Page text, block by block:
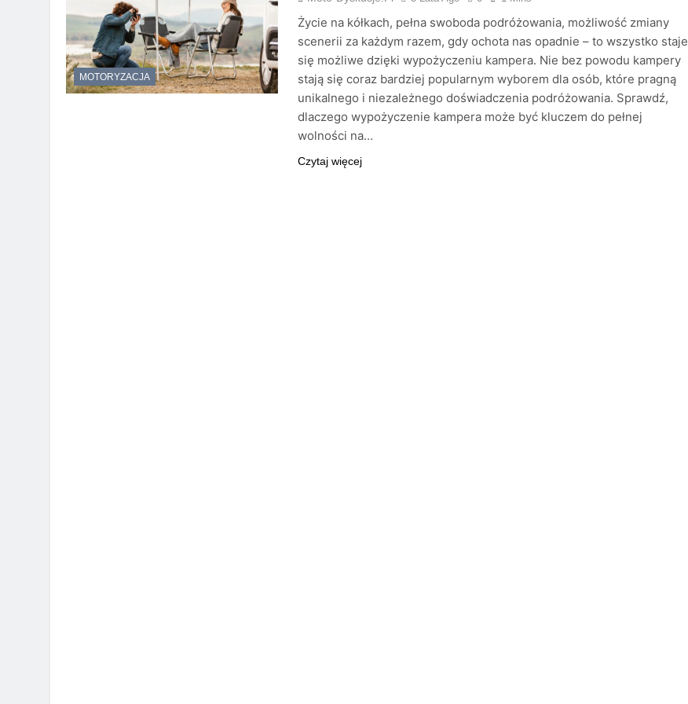
MOTORYZACJA
Życie na kółkach, pełna swoboda podróżowania, możliwość zmiany
scenerii za każdym razem, gdy ochota nas opadnie – to wszystko staje
się możliwe dzięki wypożyczeniu kampera. Nie bez powodu kampery
stają się coraz bardziej popularnym wyborem dla osób, które pragną
unikalnego i niezależnego doświadczenia podróżowania. Sprawdź,
dlaczego wypożyczenie kampera może być kluczem do pełnej
wolności na…
Czytaj więcej